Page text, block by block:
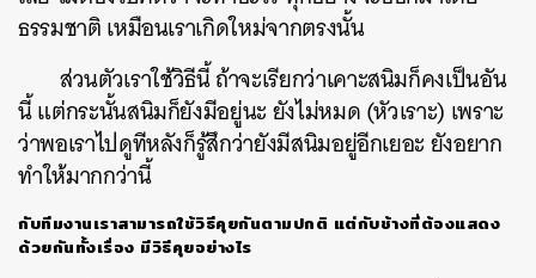
ธรรมชาติ เหมือนเราเกิดใหม่จากตรงนั้น
ส่วนตัวเราใช้วิธีนี้ ถ้าจะเรียกว่าเคาะสนิมก็คงเป็นอัน
นี้ แต่กระนั้นสนิมก็ยังมีอยู่นะ ยังไม่หมด (หัวเราะ) เพราะ
ว่าพอเราไปดูทีหลังก็รู้สึกว่ายังมีสนิมอยู่อีกเยอะ ยังอยาก
ทำให้มากกว่านี้
กับทีมงานเราสามารถใช้วิธีคุยกันตามปกติ แต่กับช้างที่ต้องแสดง
ด้วยกันทั้งเรื่อง มีวิธีคุยอย่างไร